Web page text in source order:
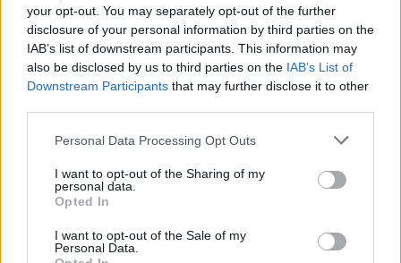
your opt-out. You may separately opt-out of the further
disclosure of your personal information by third parties on the
IAB’s list of downstream participants. This information may
also be disclosed by us to third parties on the IAB’s List of
Downstream Participants that may further disclose it to other
Please note that this website/app uses one or more Google
not limited to your visit or usage behaviour. You may click to
grant or deny consent to Google and its third-party tags to
use your data for below specified purposes in below Google
consent section.
Personal Data Processing Opt Outs
I want to opt-out of the Sharing of my
personal data.
Opted In
I want to opt-out of the Sale of my
Personal Data.
"Majd egy újabb formációval jelent meg a